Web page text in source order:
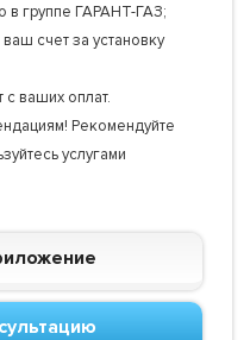
в группе ГАРАНТ-ГАЗ;
счет за установку
ваших оплат.
Рекомендуйте
услугами